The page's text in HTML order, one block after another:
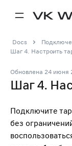
Docs
Шаг 4. Настроить
Обновлена 24 июня
Шаг 4.
Подключите
без